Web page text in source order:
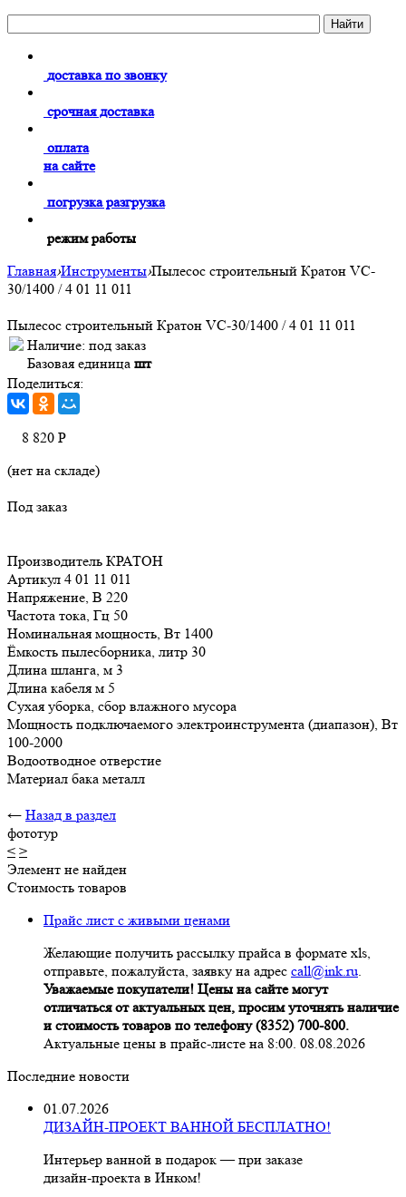
доставка по звонку
срочная доставка
оплата
на сайте
погрузка разгрузка
режим работы
Главная›Инструменты›Пылесос строительный Кратон VC-
30/1400 / 4 01 11 011
Пылесос строительный Кратон VC-30/1400 / 4 01 11 011
Наличие: под заказ
Базовая единица шт
Поделиться:
8 820 Р
(нет на складе)
Под заказ
Производитель КРАТОН
Артикул 4 01 11 011
Напряжение, В 220
Частота тока, Гц 50
Номинальная мощность, Вт 1400
Ёмкость пылесборника, литр 30
Длина шланга, м 3
Длина кабеля м 5
Сухая уборка, сбор влажного мусора
Мощность подключаемого электроинструмента (диапазон), Вт
100-2000
Водоотводное отверстие
Материал бака металл
← Назад в раздел
фототур
< >
Элемент не найден
Стоимость товаров
Прайс лист с живыми ценами
Желающие получить рассылку прайса в формате xls,
отправьте, пожалуйста, заявку на адрес call@ink.ru.
Уважаемые покупатели! Цены на сайте могут
отличаться от актуальных цен, просим уточнять наличие
и стоимость товаров по телефону (8352) 700-800.
Актуальные цены в прайс-листе на 8:00. 08.08.2026
Последние новости
01.07.2026
ДИЗАЙН-ПРОЕКТ ВАННОЙ БЕСПЛАТНО!
Интерьер ванной в подарок — при заказе
дизайн‑проекта в Инком!